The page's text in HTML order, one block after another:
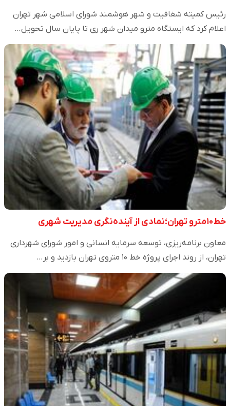
رئیس کمیته شفافیت و شهر هوشمند شورای اسلامی شهر تهران
اعلام کرد که ایستگاه مترو میدان شهر ری تا پایان سال تحویل…
خط۱۰مترو تهران؛نمادی از آینده‌نگری مدیریت شهری
معاون برنامه‌ریزی، توسعه سرمایه انسانی و امور شورای شهرداری
تهران، از روند اجرای پروژه خط ۱۰ متروی تهران بازدید و بر…